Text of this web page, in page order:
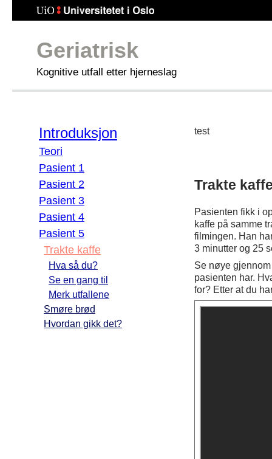
Geriatrisk
Kognitive utfall etter hjerneslag
Introduksjon
Teori
Pasient 1
Pasient 2
Pasient 3
Pasient 4
Pasient 5
Trakte kaffe
Hva så du?
Se en gang til
Merk utfallene
Smøre brød
Hvordan gikk det?
test
Trakte
Pasienten fikk i
kaffe på samme
filmingen. Han
3 minutter og 25
Se nøye
pasienten har.
for? Etter at du